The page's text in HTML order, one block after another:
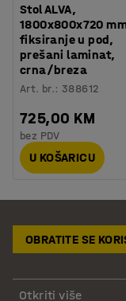
Stol ALVA,
1800x800x720
fiksiranje u pod,
prešani laminat,
crna/breza
Art. br.:388612
725,00 KM
bez PDV
U KOŠARICU
OBRATITE SE
Otkriti više